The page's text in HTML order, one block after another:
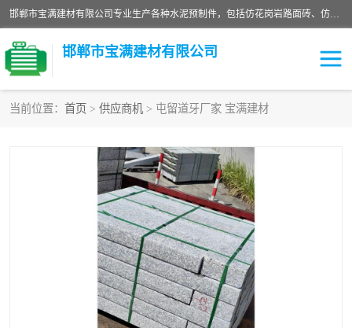
邯郸市宝满建材有限公司专业生产各种水泥预制件，包括仿花岗岩路面砖、仿花岗岩人行道砖、仿花岗岩路侧石、烧结砖、植草砖、码头砖连锁块、仿花岗岩路侧石、沙井盖、水泥盖板等各种水泥制品
邯郸市宝满建材有限公司
当前位置： 首页 > 供应商机 > 屯留道牙厂家 宝满建材
混凝土路沿石
便道砖
花岗岩路岩石 盲道砖
pc仿石砖